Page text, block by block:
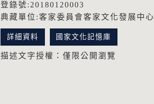
登錄號:20180120003
典藏單位:客家委員會客家文化發展中心
詳細資料 國家文化記憶庫
描述文字授權：僅限公開瀏覽